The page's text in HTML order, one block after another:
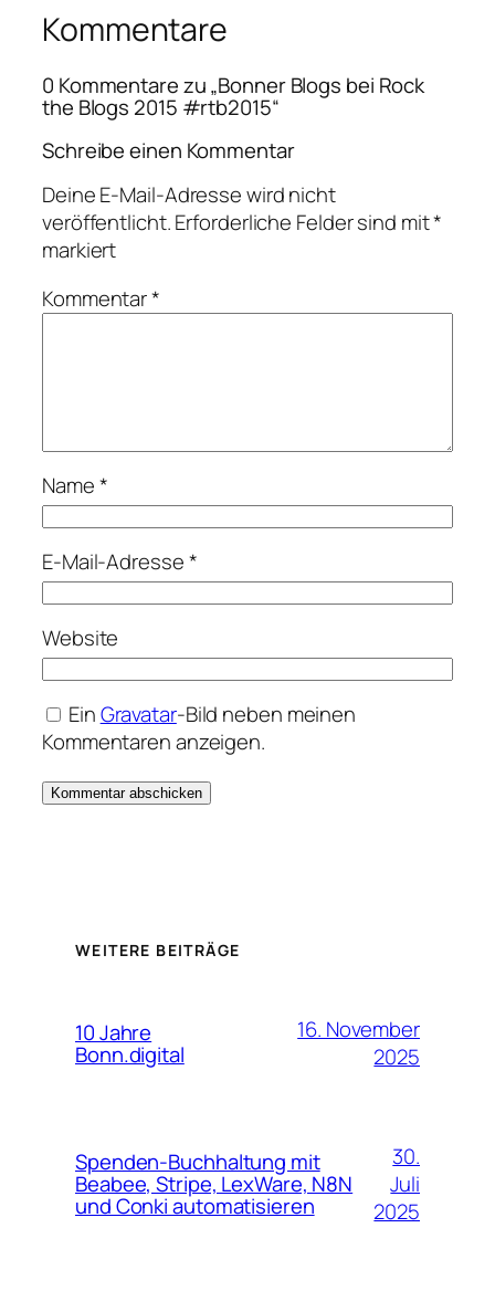
Kommentare
0 Kommentare zu „Bonner Blogs bei Rock
the Blogs 2015 #rtb2015“
Schreibe einen Kommentar
Deine E-Mail-Adresse wird nicht
veröffentlicht.Erforderliche Felder sind mit*
markiert
Kommentar*
Name*
E-Mail-Adresse*
Website
EinGravatar-Bild neben meinen
Kommentaren anzeigen.
WEITERE BEITRÄGE
10 Jahre
Bonn.digital
16. November
2025
Spenden-Buchhaltung mit
Beabee, Stripe, LexWare, N8N
und Conki automatisieren
30.
Juli
2025